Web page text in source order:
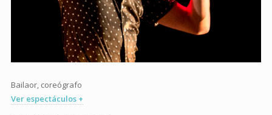
Bailaor, coreógrafo
Ver espectáculos +